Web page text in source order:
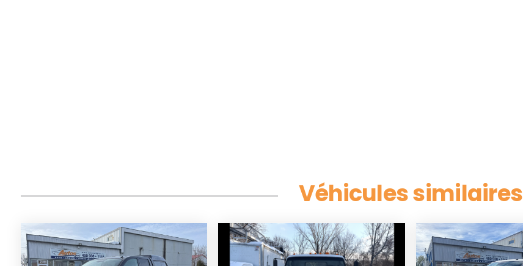
Véhicules similaires